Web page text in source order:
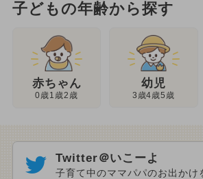
子どもの年齢から探す
赤ちゃん
0歳1歳2歳
幼児
3歳4歳5歳
Twitter＠いこーよ
子育て中のママパパのお出かけ